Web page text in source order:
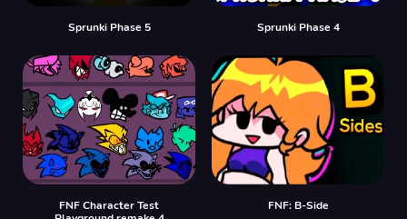
Sprunki Phase 5 Sprunki Phase 4
FNF Character Test
FNF: B-Side